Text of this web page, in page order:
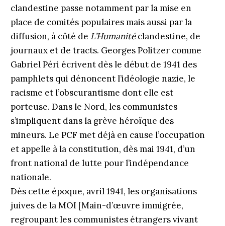
clandestine passe notamment par la mise en
place de comités populaires mais aussi par la
diffusion, à côté de L’Humanitéclandestine, de
journaux et de tracts. Georges Politzer comme
Gabriel Péri écrivent dès le début de 1941 des
pamphlets qui dénoncent l’idéologie nazie, le
racisme et l’obscurantisme dont elle est
porteuse. Dans le Nord, les communistes
s’impliquent dans la grève héroïque des
mineurs. Le PCF met déjà en cause l’occupation
et appelle à la constitution, dès mai 1941, d’un
front national de lutte pour l’indépendance
nationale.
Dès cette époque, avril 1941, les organisations
juives de la MOI [Main-d’œuvre immigrée,
regroupant les communistes étrangers vivant